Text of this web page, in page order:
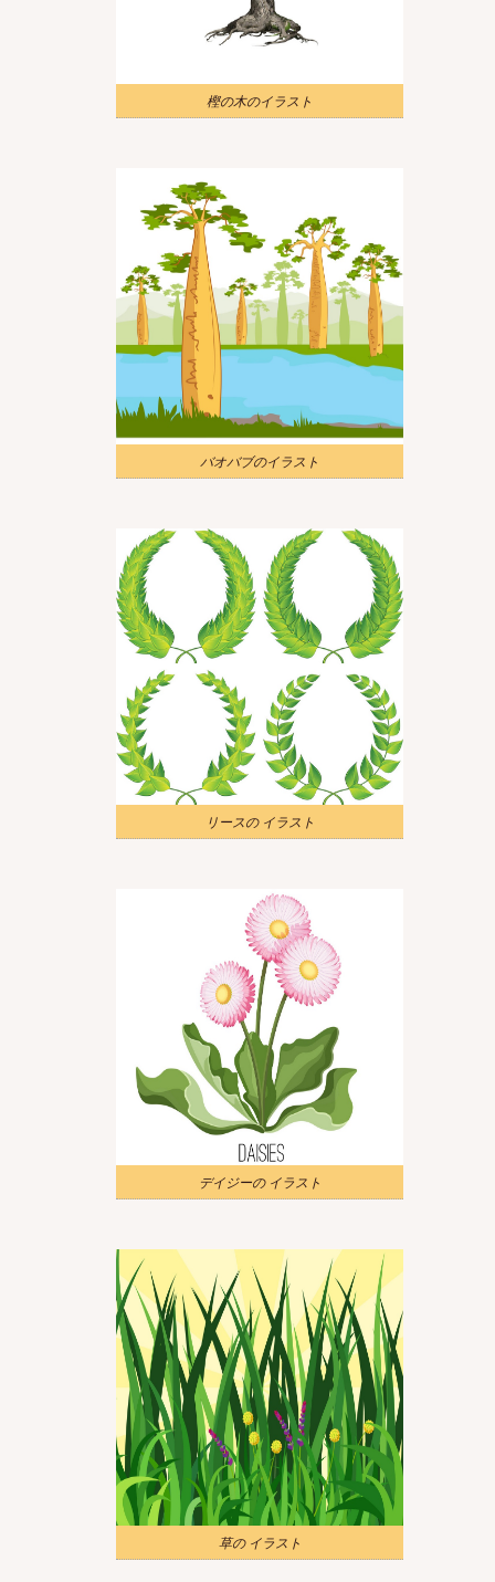
樫の木のイラスト
バオバブのイラスト
リースの イラスト
デイジーの イラスト
草の イラスト